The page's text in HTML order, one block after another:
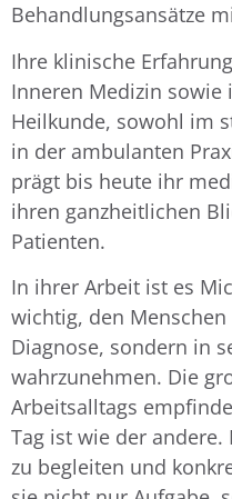
Behandlungsansätze
Ihre klinische
Inneren Medizin sowie
Heilkunde, sowohl im
in der ambulanten
prägt bis heute ihr
ihren ganzheitlichen
Patienten.
In ihrer Arbeit ist es
wichtig, den
Diagnose, sondern in
wahrzunehmen. Die
Arbeitsalltags
Tag ist wie der
zu begleiten und